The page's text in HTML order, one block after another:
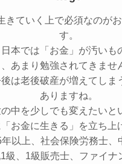
きていく上で必須なのが
す。
日本では「お金」が汚いも
あまり勉強されてきませ
は老後破産が増えてしま
ありますね。
中を少しでも変えたいと
お金に生きる」を立ち上
以上、社会保険労務士、
級、1級販売士、ファイナ